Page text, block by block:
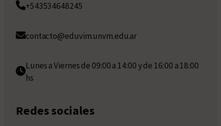
+543534648245
contacto@eduvim.unvm.edu.ar
Lunes a Viernes de 09:00 a 14:00 y de 16:00 a 18:00
hs
Redes sociales